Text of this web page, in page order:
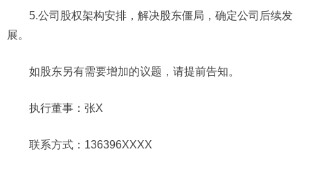
5.公司股权架构安排，解决股东僵局，确定公司后续发
展。
如股东另有需要增加的议题，请提前告知。
执行董事：张X
联系方式：136396XXXX